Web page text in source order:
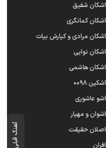
آهنگ قبلی
اشکان شفیق
اشکان‌ کمانگری
اشکان مرادی و کیارش بیات
اشکان نوایی
اشکان هاشمی
اشکین ۰۰۹۸
اشو عاشوری
اشوان و مهیار
اصلان حقیقت
افران